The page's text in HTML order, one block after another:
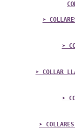
➤
➤
➤ COLLAR
➤
➤